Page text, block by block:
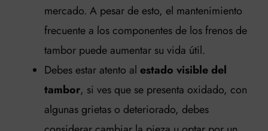
mercado. A pesar de esto, el mantenimiento
frecuente a los componentes de los frenos de
tambor puede aumentar su vida útil.
Debes estar atento al estado visible del
tambor, si ves que se presenta oxidado, con
algunas grietas o deteriorado, debes